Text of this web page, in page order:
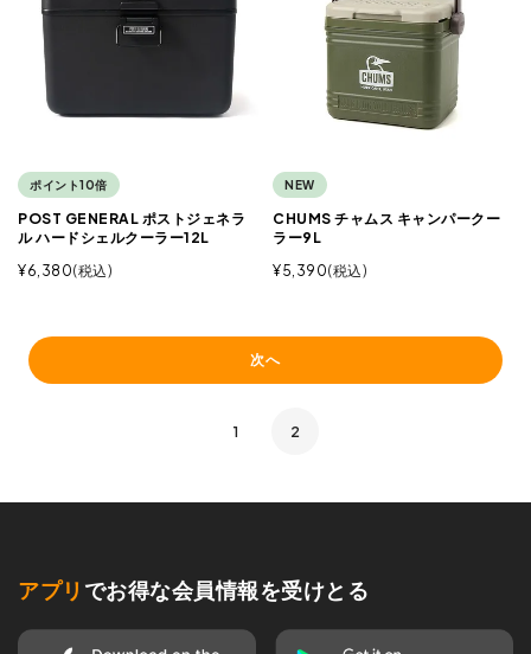
ポイント10倍
POST GENERAL ポストジェネラ
ル ハードシェルクーラー12L
¥6,380 税込
NEW
CHUMS チャムス キャンパークー
ラー9L
¥5,390 税込
次へ
1 2
アプリ でお得な会員情報を受けとる